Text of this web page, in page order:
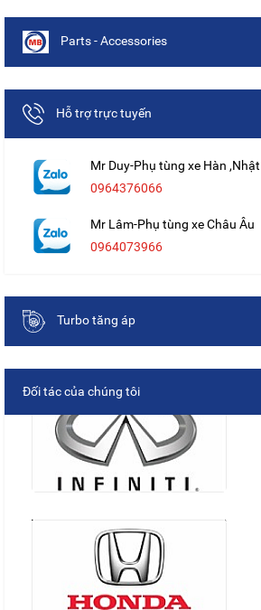
Parts - Accessories
Hỗ trợ trực tuyến
Mr Duy-Phụ tùng xe Hàn ,Nhật
0964376066
Mr Lâm-Phụ tùng xe Châu Âu
0964073966
Turbo tăng áp
Đối tác của chúng tôi